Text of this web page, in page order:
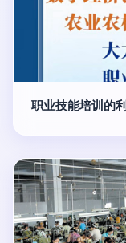
职业技能培训的